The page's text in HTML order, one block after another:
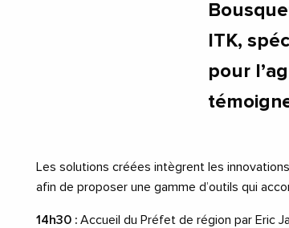
ITK,
pour
Les solutions créées intègrent les
afin de proposer une gamme d’outils qui
14h30 : Accueil du Préfet de région par Eric